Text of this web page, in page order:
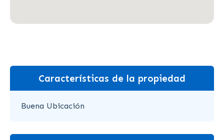
Características de la propiedad
Buena Ubicación